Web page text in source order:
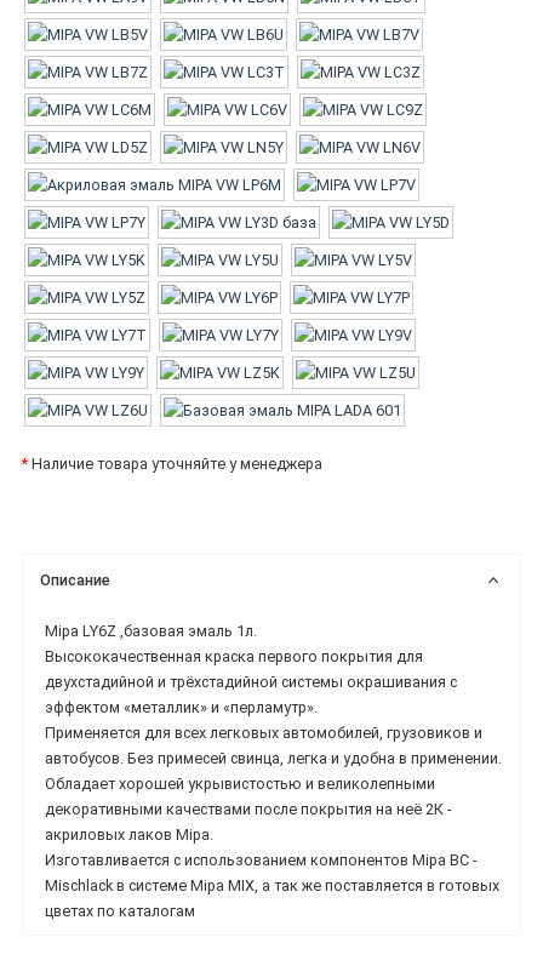
* Наличие товара уточняйте у менеджера
Описание
Mipa LY6Z ,базовая эмаль 1л.
Высококачественная краска первого покрытия для
двухстадийной и трёхстадийной системы окрашивания с
эффектом «металлик» и «перламутр».
Применяется для всех легковых автомобилей, грузовиков и
автобусов. Без примесей свинца, легка и удобна в применении.
Обладает хорошей укрывистостью и великолепными
декоративными качествами после покрытия на неё 2К -
акриловых лаков Mipa.
Изготавливается с использованием компонентов Mipa BC -
Mischlack в системе Mipa MIX, а так же поставляется в готовых
цветах по каталогам